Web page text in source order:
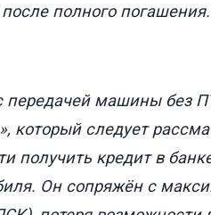
полного погашения.
передачей машины без
который следует
получить кредит в
Он сопряжён с